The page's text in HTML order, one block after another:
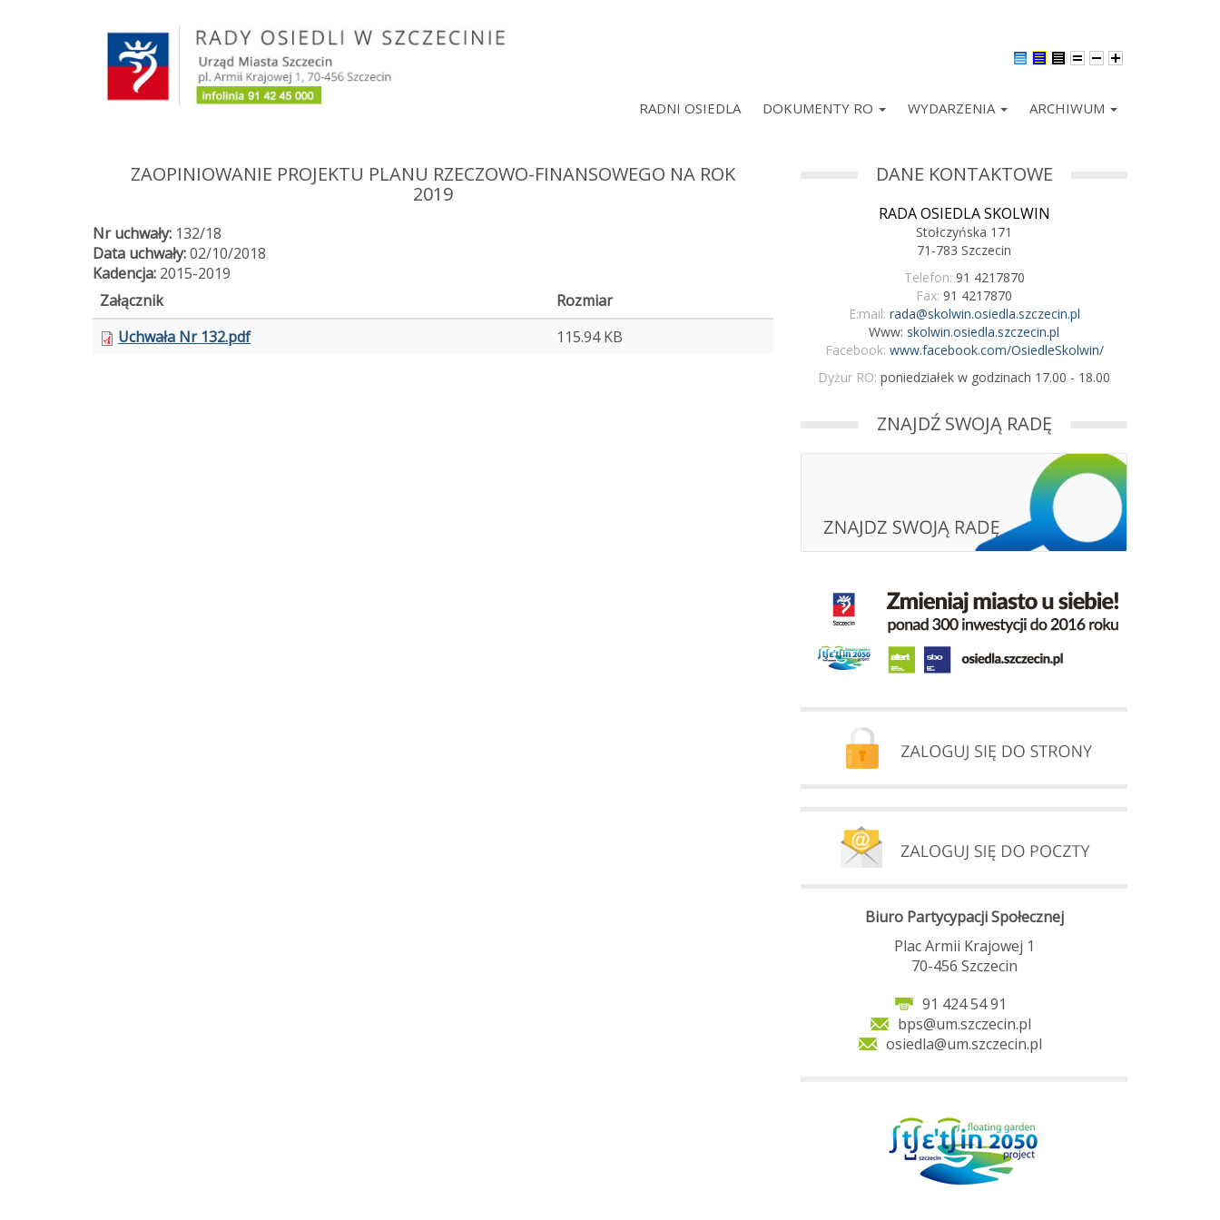
RADNI OSIEDLA DOKUMENTY RO WYDARZENIA ARCHIWUM
ZAOPINIOWANIE PROJEKTU PLANU RZECZOWO-FINANSOWEGO NA ROK
2019
Nr uchwały: 132/18
Data uchwały:02/10/2018
Kadencja: 2015-2019
Załącznik
Rozmiar
Uchwała Nr 132.pdf
115.94 KB
DANE KONTAKTOWE
RADA OSIEDLA SKOLWIN
Stołczyńska 171
71-783 Szczecin
Telefon: 91 4217870
Fax: 91 4217870
E:mail: rada@skolwin.osiedla.szczecin.pl
Www: skolwin.osiedla.szczecin.pl
Facebook: www.facebook.com/OsiedleSkolwin/
Dyżur RO: poniedziałek w godzinach 17.00 - 18.00
ZNAJDŹ SWOJĄ RADĘ
Biuro Partycypacji Społecznej
Plac Armii Krajowej 1
70-456 Szczecin
91 424 54 91
bps@um.szczecin.pl
osiedla@um.szczecin.pl